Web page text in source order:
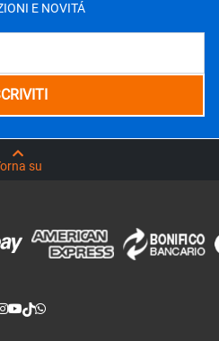
E NOVITÁ
su